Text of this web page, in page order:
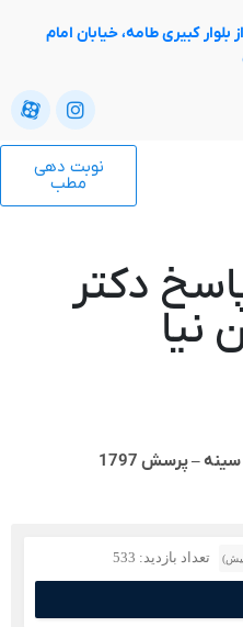
کبیری طامه، خیابان امام
نوبت دهی
دکتر
1797
بازدید: 533